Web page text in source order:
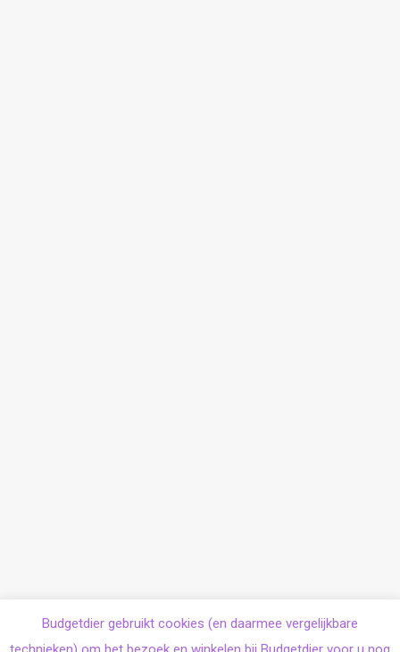
Budgetdier gebruikt cookies (en daarmee vergelijkbare